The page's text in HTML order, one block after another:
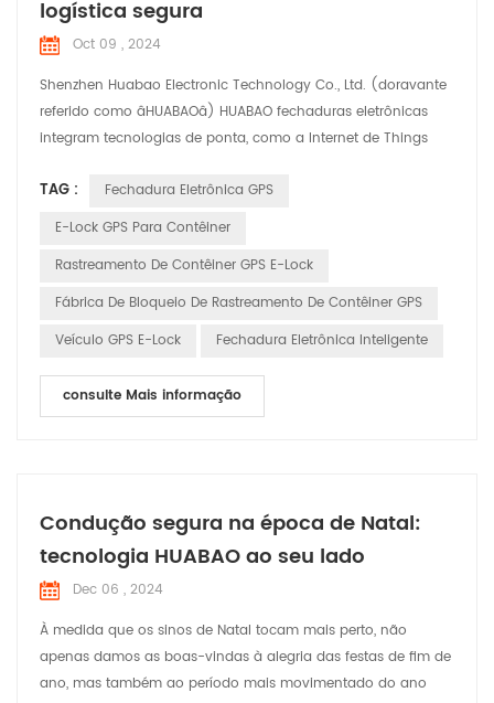
logística segura
Oct 09 , 2024
Shenzhen Huabao Electronic Technology Co., Ltd. (doravante
referido como âHUABAOâ) HUABAO fechaduras eletrônicas
integram tecnologias de ponta, como a Internet de Things
segurança abrangente Soluções para a indústria de logística.
Destaques do produto: 1. Rastreamento e monitoramento em
rastream...
TAG :
Fechadura Eletrônica GPS
E-Lock GPS Para Contêiner
Rastreamento De Contêiner GPS E-Lock
Fábrica De Bloqueio De Rastreamento De Contêiner GPS
Veículo GPS E-Lock
Fechadura Eletrônica Inteligente
consulte Mais informação
Condução segura na época de Natal:
tecnologia HUABAO ao seu lado
Dec 06 , 2024
À medida que os sinos de Natal tocam mais perto, não
apenas damos as boas-vindas à alegria das festas de fim de
ano, mas também ao período mais movimentado do ano